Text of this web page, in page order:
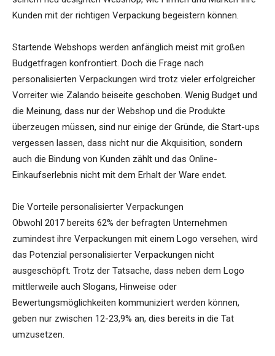
Kunden mit der richtigen Verpackung begeistern können.
Startende Webshops werden anfänglich meist mit großen
Budgetfragen konfrontiert. Doch die Frage nach
personalisierten Verpackungen wird trotz vieler erfolgreicher
Vorreiter wie Zalando beiseite geschoben. Wenig Budget und
die Meinung, dass nur der Webshop und die Produkte
überzeugen müssen, sind nur einige der Gründe, die Start-ups
vergessen lassen, dass nicht nur die Akquisition, sondern
auch die Bindung von Kunden zählt und das Online-
Einkaufserlebnis nicht mit dem Erhalt der Ware endet.
Die Vorteile personalisierter Verpackungen
Obwohl 2017 bereits 62% der befragten Unternehmen
zumindest ihre Verpackungen mit einem Logo versehen, wird
das Potenzial personalisierter Verpackungen nicht
ausgeschöpft. Trotz der Tatsache, dass neben dem Logo
mittlerweile auch Slogans, Hinweise oder
Bewertungsmöglichkeiten kommuniziert werden können,
geben nur zwischen 12-23,9% an, dies bereits in die Tat
umzusetzen.